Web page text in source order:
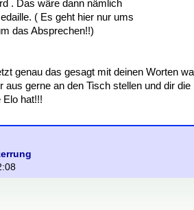
. Das wäre dann nämlich
( Es geht hier nur ums
das Absprechen!!)
genau das gesagt mit deinen Worten
aus gerne an den Tisch stellen und dir
Elo hat!!!